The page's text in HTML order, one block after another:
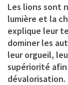
Les lions sont
lumière et la
explique leur
dominer les
leur orgueil,
supériorité afin
dévalorisation.